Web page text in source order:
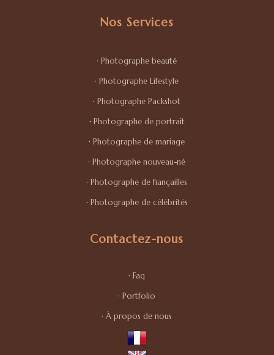
Nos Services
·Photographe beauté
·Photographe Lifestyle
·Photographe Packshot
· Photographe de portrait
·Photographe de mariage
·Photographe nouveau-né
·Photographe de fiançailles
· Photographe de célébrités
Contactez-nous
·Faq
·Portfolio
·À propos de nous